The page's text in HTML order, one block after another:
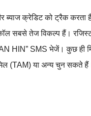
ब्याज क्रेडिट को ट्रैक
सबसे तेज विकल्प हैं।
HIN” SMS भेजें। कुछ ही
(TAM) या अन्य चुन